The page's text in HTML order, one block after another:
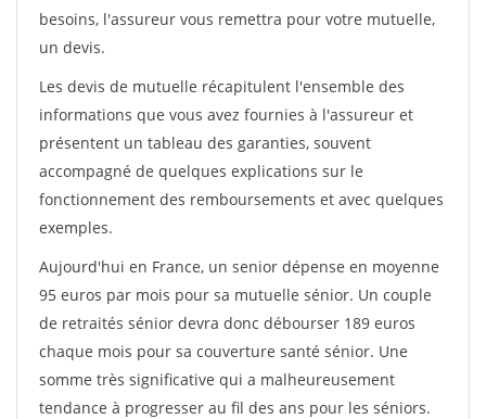
besoins, l'assureur vous remettra pour votre mutuelle,
un devis.
Les devis de mutuelle récapitulent l'ensemble des
informations que vous avez fournies à l'assureur et
présentent un tableau des garanties, souvent
accompagné de quelques explications sur le
fonctionnement des remboursements et avec quelques
exemples.
Aujourd'hui en France, un senior dépense en moyenne
95 euros par mois pour sa mutuelle sénior. Un couple
de retraités sénior devra donc débourser 189 euros
chaque mois pour sa couverture santé sénior. Une
somme très significative qui a malheureusement
tendance à progresser au fil des ans pour les séniors.